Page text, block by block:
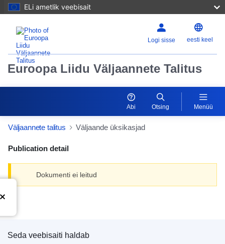
ELi ametlik veebisait
Logi sisse eesti keel
Euroopa Liidu Väljaannete Talitus
Abi Otsing Menüü
Väljaannete talitus Väljaande üksikasjad
Publication detail
Dokumenti ei leitud
Seda veebisaiti haldab